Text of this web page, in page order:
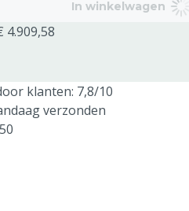
In winkelwagen
4.909,58
klanten: 7,8/10
verzonden